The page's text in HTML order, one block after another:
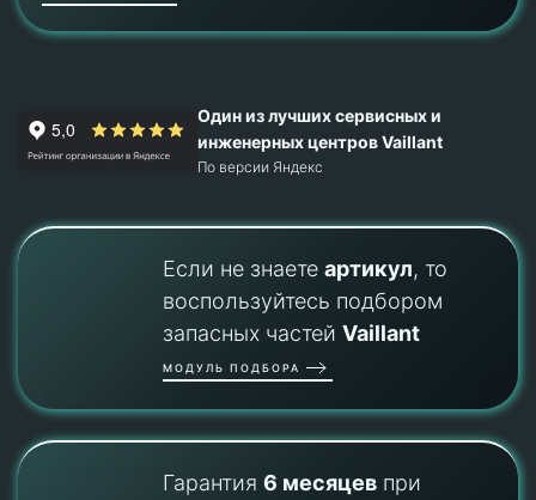
Один из лучших сервисных и
инженерных центров Vaillant
По версии Яндекс
Если не знаете артикул, то
воспользуйтесь подбором
запасных частей Vaillant
МОДУЛЬ ПОДБОРА
Гарантия 6 месяцевпри